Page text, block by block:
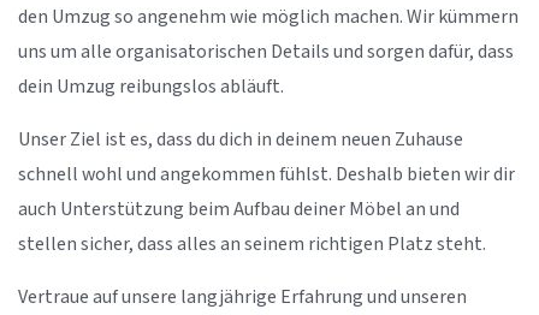
den Umzug so angenehm wie möglich machen. Wir kümmern
uns um alle organisatorischen Details und sorgen dafür, dass
dein Umzug reibungslos abläuft.
Unser Ziel ist es, dass du dich in deinem neuen Zuhause
schnell wohl und angekommen fühlst. Deshalb bieten wir dir
auch Unterstützung beim Aufbau deiner Möbel an und
stellen sicher, dass alles an seinem richtigen Platz steht.
Vertraue auf unsere langjährige Erfahrung und unseren